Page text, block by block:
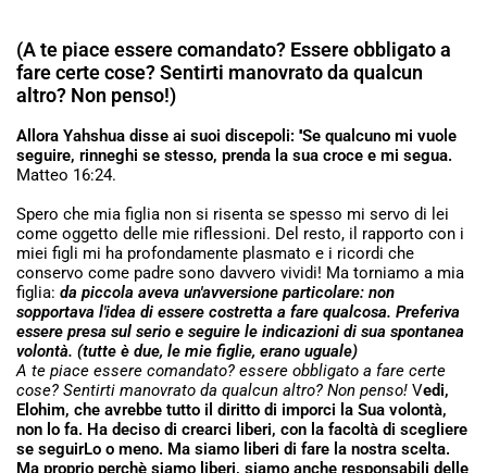
(A te piace essere comandato? Essere obbligato a
fare certe cose? Sentirti manovrato da qualcun
altro? Non penso!)
Allora Yahshua disse ai suoi discepoli: ''Se qualcuno mi vuole
seguire, rinneghi se stesso, prenda la sua croce e mi segua.
Matteo 16:24.
Spero che mia figlia non si risenta se spesso mi servo di lei
come oggetto delle mie riflessioni. Del resto, il rapporto con i
miei figli mi ha profondamente plasmato e i ricordi che
conservo come padre sono davvero vividi! Ma torniamo a mia
figlia: da piccola aveva un'avversione particolare: non
sopportava l'idea di essere costretta a fare qualcosa. Preferiva
essere presa sul serio e seguire le indicazioni di sua spontanea
volontà. (tutte è due, le mie figlie, erano uguale)
A te piace essere comandato? essere obbligato a fare certe
cose? Sentirti manovrato da qualcun altro? Non penso! Vedi,
Elohim, che avrebbe tutto il diritto di imporci la Sua volontà,
non lo fa. Ha deciso di crearci liberi, con la facoltà di scegliere
se seguirLo o meno. Ma siamo liberi di fare la nostra scelta.
Ma proprio perchè siamo liberi, siamo anche responsabili delle